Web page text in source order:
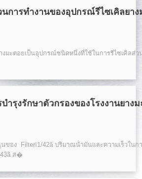
นการทํางานของอุปกรณ์รีไซเคิลยา
งมะตอยเป็นอุปกรณ์ชนิดหนึ่งที่ใช้ในการรีไซเคิลส่ว
บํารุงรักษาตัวกรองของโรงงานยาง
นของ Filterï1/42ã ปริมาณน้ํามันและความเร็วในก
ส�